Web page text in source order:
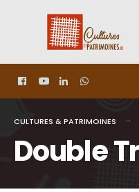
CULTURES & PATRIMOINES
Double